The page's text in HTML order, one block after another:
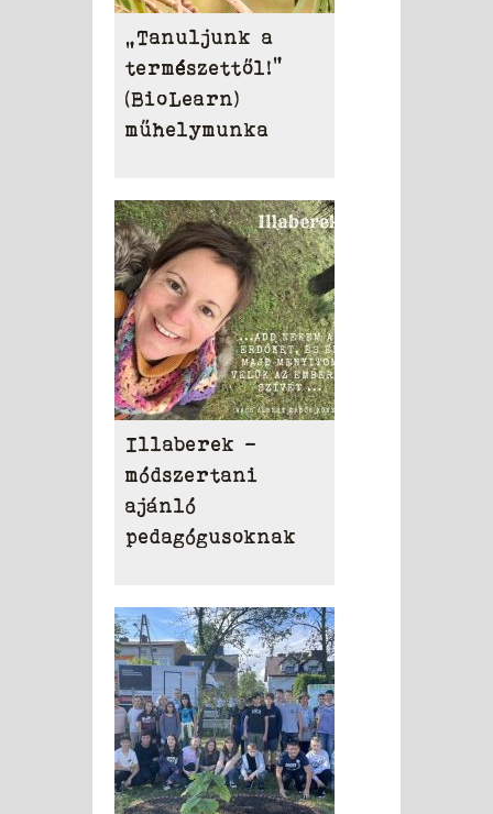
„Tanuljunk a
természettől!”
(BioLearn)
műhelymunka
Illaberek -
módszertani
ajánló
pedagógusoknak